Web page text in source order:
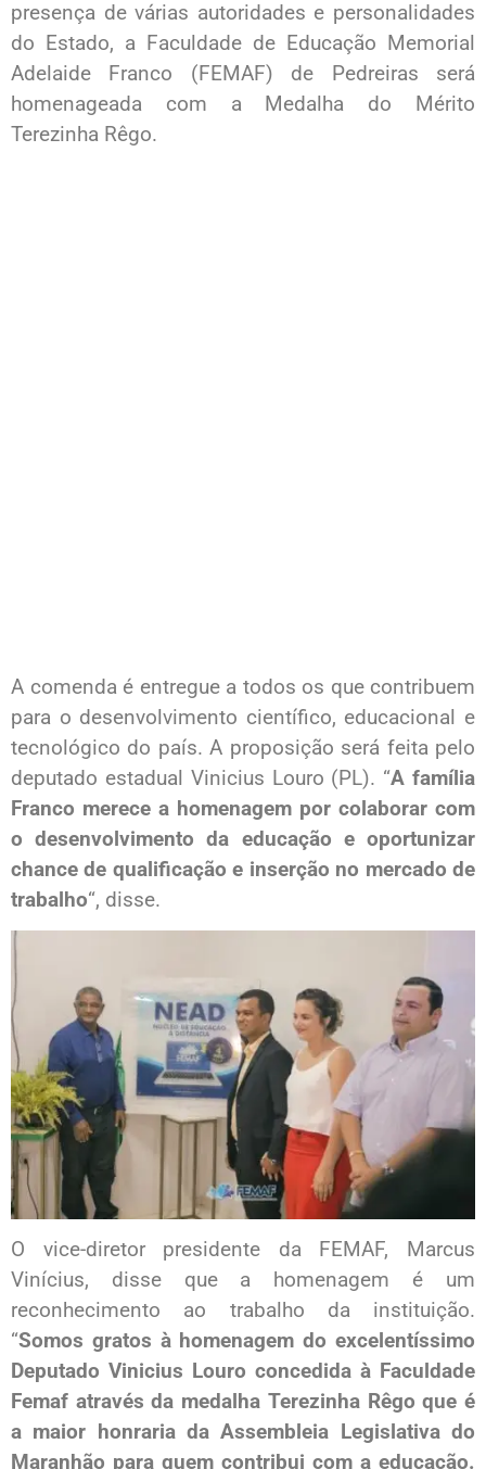
presença de várias autoridades e personalidades
do Estado, a Faculdade de Educação Memorial
Adelaide Franco (FEMAF) de Pedreiras será
homenageada com a Medalha do Mérito
Terezinha Rêgo.
A comenda é entregue a todos os que contribuem
para o desenvolvimento científico, educacional e
tecnológico do país. A proposição será feita pelo
deputado estadual Vinicius Louro (PL). “A família
Franco merece a homenagem por colaborar com
o desenvolvimento da educação e oportunizar
chance de qualificação e inserção no mercado de
trabalho“, disse.
O vice-diretor presidente da FEMAF, Marcus
Vinícius, disse que a homenagem é um
reconhecimento ao trabalho da instituição.
“Somos gratos à homenagem do excelentíssimo
Deputado Vinicius Louro concedida à Faculdade
Femaf através da medalha Terezinha Rêgo que é
a maior honraria da Assembleia Legislativa do
Maranhão para quem contribui com a educação.